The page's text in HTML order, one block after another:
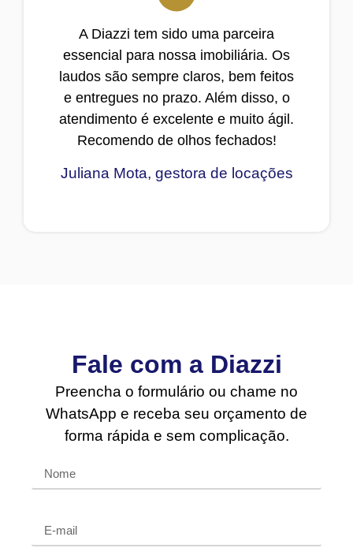
A Diazzi tem sido uma parceira
essencial para nossa imobiliária. Os
laudos são sempre claros, bem feitos
e entregues no prazo. Além disso, o
atendimento é excelente e muito ágil.
Recomendo de olhos fechados!
Juliana Mota, gestora de locações
Fale com a Diazzi
Preencha o formulário ou chame no
WhatsApp e receba seu orçamento de
forma rápida e sem complicação.